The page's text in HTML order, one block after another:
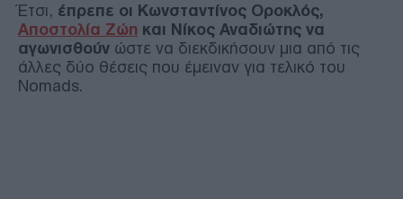
Έτσι, έπρεπε οι Κωνσταντίνος Οροκλός,
Αποστολία Ζώη και Νίκος Αναδιώτης να
αγωνισθούν ώστε να διεκδικήσουν μια από τις
άλλες δύο θέσεις που έμειναν για τελικό του
Nomads.